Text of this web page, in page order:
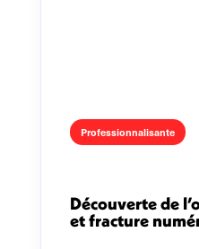
Professionnalisante
Découverte de
et fracture